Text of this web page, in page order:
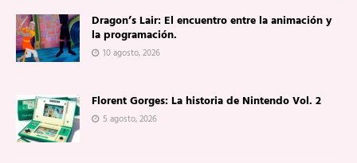
Dragon’s Lair: El encuentro entre la animación y
la programación.
10 agosto, 2026
Florent Gorges: La historia de Nintendo Vol. 2
5 agosto, 2026